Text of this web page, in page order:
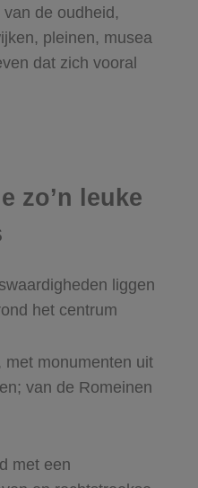
de oudheid,
pleinen, musea
dat zich vooral
zo’n leuke
liggen
het centrum
met monumenten uit
van de Romeinen
met een